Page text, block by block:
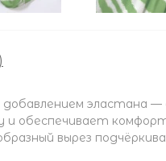
эластана
и обеспечивает
вырез